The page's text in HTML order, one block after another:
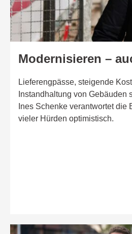
Modernisieren –
Lieferengpässe, steigende
Instandhaltung von
Ines Schenke verantwortet
vieler Hürden optimistisch.